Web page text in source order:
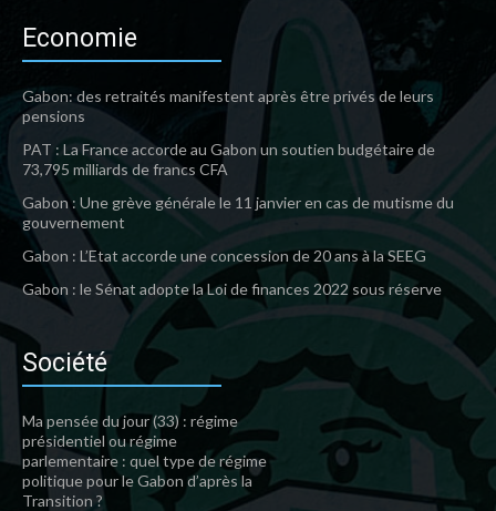
Economie
Gabon: des retraités manifestent après être privés de leurs
pensions
PAT : La France accorde au Gabon un soutien budgétaire de
73,795 milliards de francs CFA
Gabon : Une grève générale le 11 janvier en cas de mutisme du
gouvernement
Gabon : L’Etat accorde une concession de 20 ans à la SEEG
Gabon : le Sénat adopte la Loi de finances 2022 sous réserve
Société
Ma pensée du jour (33) : régime
présidentiel ou régime
parlementaire : quel type de régime
politique pour le Gabon d’après la
Transition ?